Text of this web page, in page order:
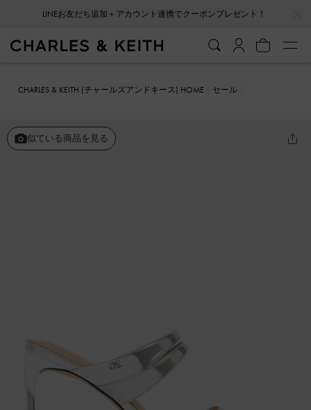
LINEお友だち追加＋アカウント連携でクーポンプレゼント！
CHARLES & KEITH (チャールズアンドキース) HOME
セール
似ている商品を見る